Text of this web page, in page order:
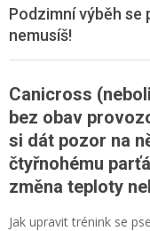
Podzimní výběh se
nemusíš!
Canicross
bez obav
si dát pozor na
čtyřnohému
změna teploty
Jak upravit trénink se